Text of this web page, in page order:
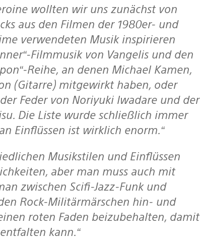
aus den Filmen der 1980er- und
verwendeten Musik inspirieren
Filmmusik von Vangelis und den
Reihe, an denen Michael Kamen,
(Gitarre) mitgewirkt haben, oder
Feder von Noriyuki Iwadare und der
Die Liste wurde schließlich immer
Einflüssen ist wirklich enorm.“
aber man muss auch mit
zwischen Scifi-Jazz-Funk und
Rock-Militärmärschen hin- und
roten Faden beizubehalten, damit
kann.“